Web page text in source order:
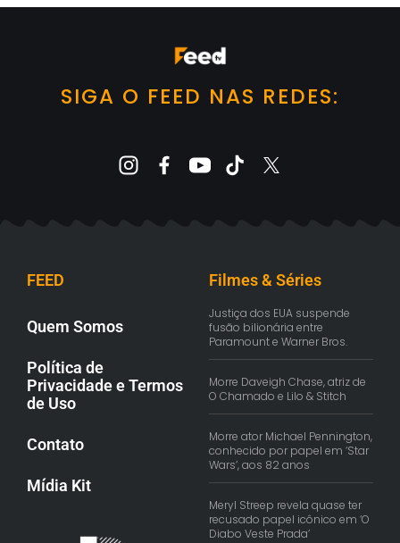
SIGA O FEED NAS REDES:
FEED
Quem Somos
Política de
Privacidade e Termos
de Uso
Contato
Mídia Kit
Filmes & Séries
Justiça dos EUA suspende
fusão bilionária entre
Paramount e Warner Bros.
Morre Daveigh Chase, atriz de
O Chamado e Lilo & Stitch
Morre ator Michael Pennington,
conhecido por papel em ‘Star
Wars’, aos 82 anos
Meryl Streep revela quase ter
recusado papel icônico em ‘O
Diabo Veste Prada’